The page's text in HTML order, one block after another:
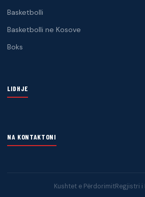
Basketbolli
Basketbolli ne Kosove
Boks
LIDHJE
NA KONTAKTONI
Kushtet e PërdorimitRegjistri i